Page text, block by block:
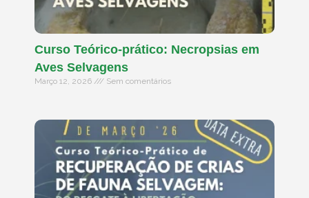
Curso Teórico-prático: Necropsias em
Aves Selvagens
Março 12, 2026 Sem comentários